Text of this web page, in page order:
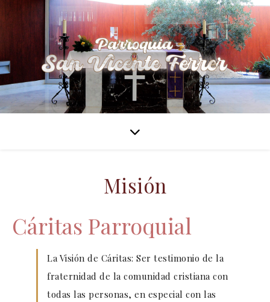
Misión
Cáritas Parroquial
La Visión de Cáritas: Ser testimonio de la
fraternidad de la comunidad cristiana con
todas las personas, en especial con las